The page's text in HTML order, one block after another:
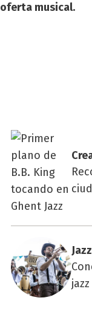
oferta musical.